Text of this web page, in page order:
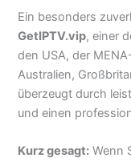
Ein besonders
GetIPTV.vip, einer
den USA, der
Australien,
überzeugt durch
und einen
Kurz gesagt: Wenn